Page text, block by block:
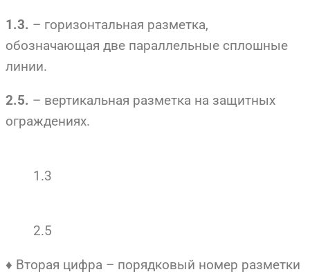
1.3. – горизонтальная разметка,
обозначающая две параллельные сплошные
линии.
2.5. – вертикальная разметка на защитных
ограждениях.
1.3
2.5
♦ Вторая цифра – порядковый номер разметки